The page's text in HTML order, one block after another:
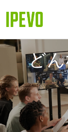
ど